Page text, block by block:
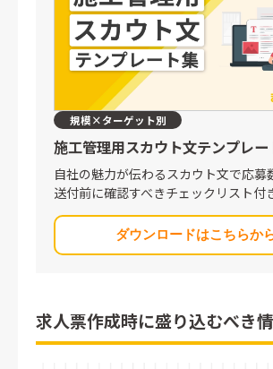
規模×ターゲット別
施工管理用スカウト文テンプレー
自社の魅力が伝わるスカウト文で応募
送付前に確認すべきチェックリスト付
ダウンロードはこちらか
求人票作成時に盛り込むべき